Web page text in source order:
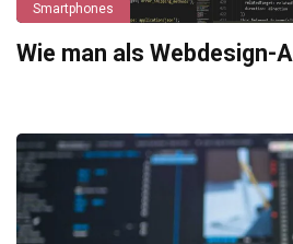
Smartphones
Wie man als